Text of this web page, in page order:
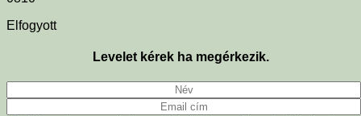
Elfogyott
Levelet kérek ha megérkezik.